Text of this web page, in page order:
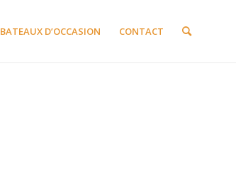
BATEAUX D’OCCASION CONTACT